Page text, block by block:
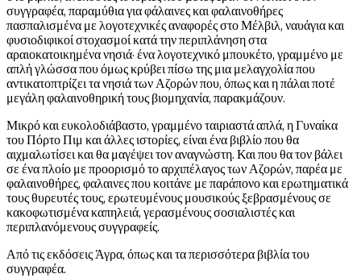
συγγραφέα, παραμύθια για φάλαινες και φαλαινοθήρες
πασπαλισμένα με λογοτεχνικές αναφορές στο Μέλβιλ, ναυάγια και
φυσιοδιφικοί στοχασμοί κατά την περιπλάνηση στα
αραιοκατοικημένα νησιά· ένα λογοτεχνικό μπουκέτο, γραμμένο με
απλή γλώσσα που όμως κρύβει πίσω της μια μελαγχολία που
αντικατοπτρίζει τα νησιά των Αζορών που, όπως και η πάλαι ποτέ
μεγάλη φαλαινοθηρική τους βιομηχανία, παρακμάζουν.
Μικρό και ευκολοδιάβαστο, γραμμένο ταιριαστά απλά, η Γυναίκα
του Πόρτο Πιμ και άλλες ιστορίες, είναι ένα βιβλίο που θα
αιχμαλωτίσει και θα μαγέψει τον αναγνώστη. Και που θα τον βάλει
σε ένα πλοίο με προορισμό το αρχιπέλαγος των Αζορών, παρέα με
φαλαινοθήρες, φαλαινες που κοιτάνε με παράπονο και ερωτηματικά
τους θυρευτές τους, ερωτευμένους μουσικούς ξεβρασμένους σε
κακοφωτισμένα καπηλειά, γερασμένους σοσιαλιστές και
περιπλανόμενους συγγραφείς.
Από τις εκδόσεις Άγρα, όπως και τα περισσότερα βιβλία του
συγγραφέα.